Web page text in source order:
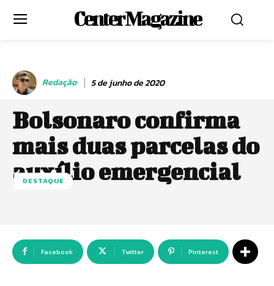
Center Magazine
Redação 5 de junho de 2020
Bolsonaro confirma
mais duas parcelas do
auxílio emergencial
DESTAQUE
Facebook Twitter Pinterest